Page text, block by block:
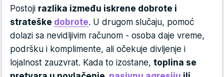
Postoji razlika između iskrene dobrote i
strateške dobrote. U drugom slučaju, pomoć
dolazi sa nevidljivim računom - osoba daje vreme,
podršku i komplimente, ali očekuje divljenje i
lojalnost zauzvrat. Kada to izostane, toplina se